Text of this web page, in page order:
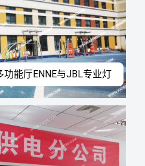
能厅ENNE与JBL专业灯